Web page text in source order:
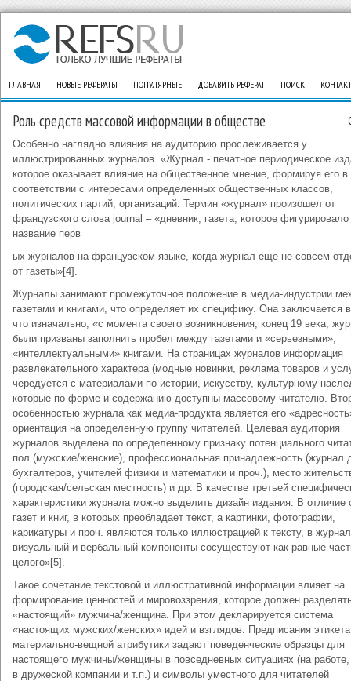
ГЛАВНАЯ НОВЫЕ РЕФЕРАТЫ ПОПУЛЯРНЫЕ ДОБАВИТЬ РЕФЕРАТ ПОИСК
Роль средств массовой информации в обществе
Особенно наглядно влияния на аудиторию прослеживается у
иллюстрированных журналов. «Журнал - печатное периодическое
которое оказывает влияние на общественное мнение, формируя его в
соответствии с интересами определенных общественных классов,
политических партий, организаций. Термин «журнал» произошел от
французского cлова journal – «дневник, газета, которое фигурировало
название перв
ых журналов на французском языке, когда журнал еще не совсем
от газеты»[4].
Журналы занимают промежуточное положение в медиа-индустрии
газетами и книгами, что определяет их специфику. Она заключается
что изначально, «с момента своего возникновения, конец 19 века,
были призваны заполнить пробел между газетами и «серьезными»,
«интеллектуальными» книгами. На страницах журналов информация
развлекательного характера (модные новинки, реклама товаров и
чередуется с материалами по истории, искусству, культурному
которые по форме и содержанию доступны массовому читателю.
особенностью журнала как медиа-продукта является его
ориентация на определенную группу читателей. Целевая аудитория
журналов выделена по определенному признаку потенциального
пол (мужские/женские), профессиональная принадлежность (журнал
бухгалтеров, учителей физики и математики и проч.), место
(городская/сельская местность) и др. В качестве третьей
характеристики журнала можно выделить дизайн издания. В отличие
газет и книг, в которых преобладает текст, а картинки, фотографии,
карикатуры и проч. являются только иллюстрацией к тексту, в
визуальный и вербальный компоненты сосуществуют как равные
целого»[5].
Такое сочетание текстовой и иллюстративной информации влияет на
формирование ценностей и мировоззрения, которое должен
«настоящий» мужчина/женщина. При этом декларируется система
«настоящих мужских/женских» идей и взглядов. Предписания
материально-вещной атрибутики задают поведенческие образцы для
настоящего мужчины/женщины в повседневных ситуациях (на
в дружеской компании и т.п.) и символы уместного для читателей